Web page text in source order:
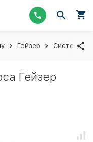
Гейзер Системы
Гейзер